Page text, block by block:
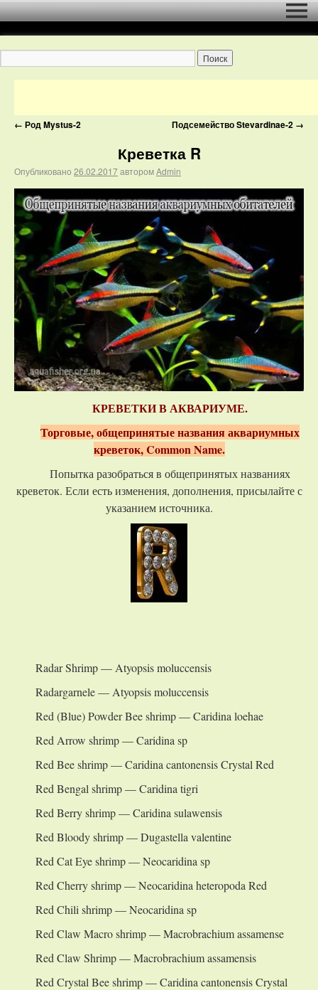
← Род Mystus-2 Подсемейство Stevardinae-2 →
Креветка R
Опубликовано 26.02.2017авторомAdmin
КРЕВЕТКИ В АКВАРИУМЕ.
Торговые, общепринятые названия аквариумных
креветок, Common Name.
Попытка разобраться в общепринятых названиях
креветок. Если есть изменения, дополнения, присылайте с
указанием источника.
Radar Shrimp — Atyopsis moluccensis
Radargarnele — Atyopsis moluccensis
Red (Blue) Powder Bee shrimp — Caridina loehae
Red Arrow shrimp — Caridina sp
Red Bee shrimp — Caridina cantonensis Crystal Red
Red Bengal shrimp — Caridina tigri
Red Berry shrimp — Caridina sulawensis
Red Bloody shrimp — Dugastella valentine
Red Cat Eye shrimp — Neocaridina sp
Red Cherry shrimp — Neocaridina heteropoda Red
Red Chili shrimp — Neocaridina sp
Red Claw Macro shrimp — Macrobrachium assamense
Red Claw Shrimp — Macrobrachium assamensis
Red Crystal Bee shrimp — Caridina cantonensis Crystal